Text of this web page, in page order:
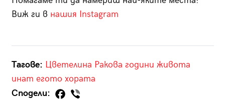
Виж ги в нашия Instagram
Тагове: Цветелина Ракова години живота
инат егото хората
Сподели: